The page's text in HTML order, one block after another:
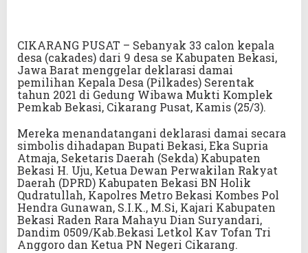
CIKARANG PUSAT – Sebanyak 33 calon kepala
desa (cakades) dari 9 desa se Kabupaten Bekasi,
Jawa Barat menggelar deklarasi damai
pemilihan Kepala Desa (Pilkades) Serentak
tahun 2021 di Gedung Wibawa Mukti Komplek
Pemkab Bekasi, Cikarang Pusat, Kamis (25/3).
Mereka menandatangani deklarasi damai secara
simbolis dihadapan Bupati Bekasi, Eka Supria
Atmaja, Seketaris Daerah (Sekda) Kabupaten
Bekasi H. Uju, Ketua Dewan Perwakilan Rakyat
Daerah (DPRD) Kabupaten Bekasi BN Holik
Qudratullah, Kapolres Metro Bekasi Kombes Pol
Hendra Gunawan, S.I.K., M.Si, Kajari Kabupaten
Bekasi Raden Rara Mahayu Dian Suryandari,
Dandim 0509/Kab.Bekasi Letkol Kav Tofan Tri
Anggoro dan Ketua PN Negeri Cikarang.